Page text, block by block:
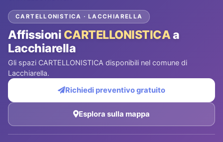
CARTELLONISTICA · LACCHIARELLA
Affissioni CARTELLONISTICAa
Lacchiarella
Gli spazi CARTELLONISTICA disponibili nel comune di
Lacchiarella.
Richiedi preventivo gratuito
Esplora sulla mappa